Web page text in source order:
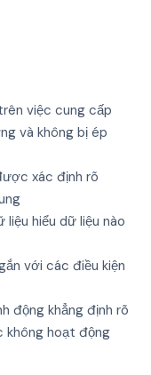
việc cung cấp
và không bị ép
xác định rõ
hiểu dữ liệu nào
với các điều kiện
động khẳng định rõ
không hoạt động